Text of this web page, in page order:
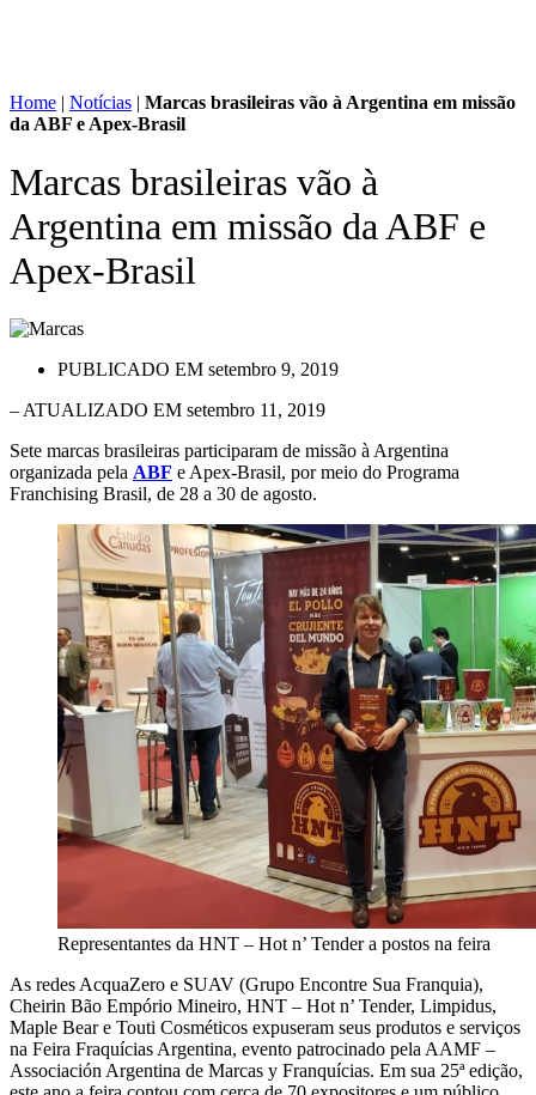
Home | Notícias | Marcas brasileiras vão à Argentina em missão
da ABF e Apex-Brasil
Marcas brasileiras vão à
Argentina em missão da ABF e
Apex-Brasil
PUBLICADO EM setembro 9, 2019
– ATUALIZADO EM setembro 11, 2019
Sete marcas brasileiras participaram de missão à Argentina
organizada pela ABF e Apex-Brasil, por meio do Programa
Franchising Brasil, de 28 a 30 de agosto.
Representantes da HNT – Hot n’ Tender a postos na feira
As redes AcquaZero e SUAV (Grupo Encontre Sua Franquia),
Cheirin Bão Empório Mineiro, HNT – Hot n’ Tender, Limpidus,
Maple Bear e Touti Cosméticos expuseram seus produtos e serviços
na Feira Fraquícias Argentina, evento patrocinado pela AAMF –
Associación Argentina de Marcas y Franquícias. Em sua 25ª edição,